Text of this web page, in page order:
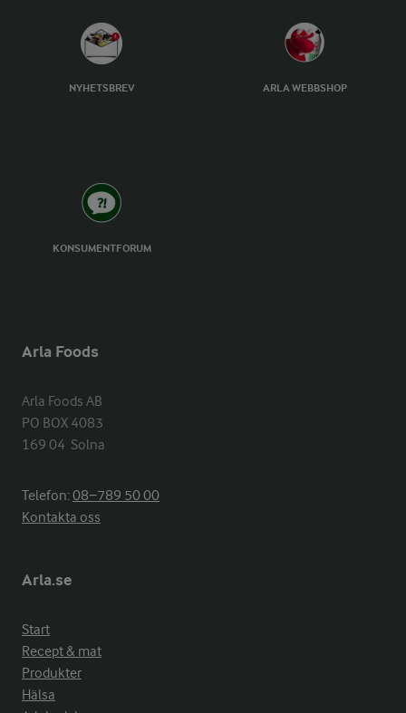
NYHETSBREV ARLA WEBBSHOP
KONSUMENTFORUM
Arla Foods
Arla Foods AB
PO BOX 4083
169 04  Solna
Telefon:08−789 50 00
Kontakta oss
Arla.se
Start
Recept & mat
Produkter
Hälsa